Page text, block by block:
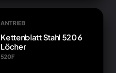
ANTRIEB
Kettenblatt Stahl 520 6
Löcher
520F